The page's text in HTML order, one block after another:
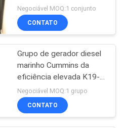
deutz
32
24
gerador de 240V
Cummins K19-DM
Negociável MOQ:1 conjunto
CONTATO
Grupo de gerador diesel
marinho Cummins da
eficiência elevada K19-
DM 60hz 220V 400kw
500kva
Negociável MOQ:1 grupo
CONTATO